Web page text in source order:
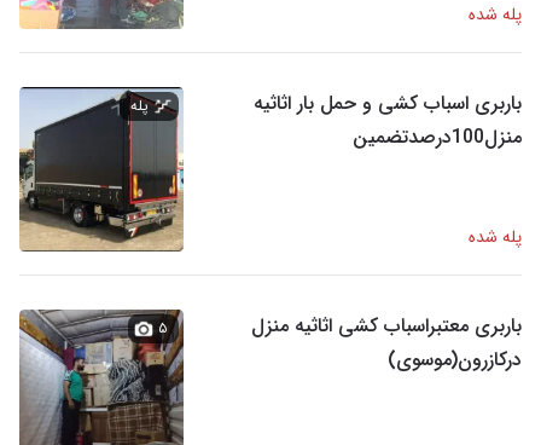
پله شده
باربری اسباب کشی و حمل بار اثاثیه
منزل100درصدتضمین
پله شده
پله
باربری معتبراسباب‌ کشی اثاثیه منزل
درکازرون(موسوی)
۵